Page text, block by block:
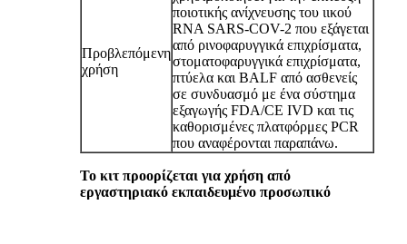
Προβλεπόμενη
χρήση
ποιοτικής ανίχνευσης του ιικού
RNA SARS-COV-2 που εξάγεται
από ρινοφαρυγγικά επιχρίσματα,
στοματοφαρυγγικά επιχρίσματα,
πτύελα και BALF από ασθενείς
σε συνδυασμό με ένα σύστημα
εξαγωγής FDA/CE IVD και τις
καθορισμένες πλατφόρμες PCR
που αναφέρονται παραπάνω.
Το κιτ προορίζεται για χρήση από
εργαστηριακό εκπαιδευμένο προσωπικό